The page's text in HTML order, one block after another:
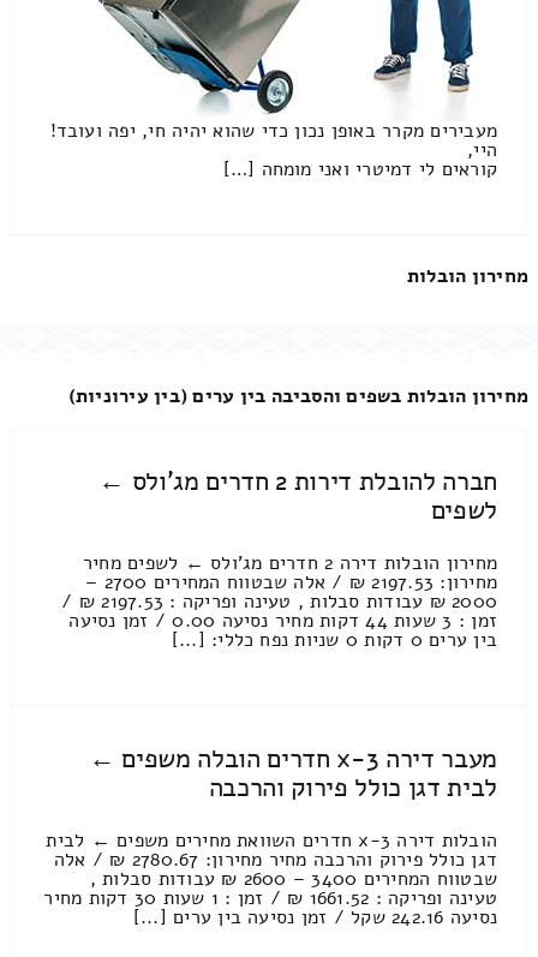
מעבירים מקרר באופן נכון כדי שהוא יהיה חי, יפה ועובד!
היי,
קוראים לי דמיטרי ואני מומחה […]
מחירון הובלות
מחירון הובלות בשפים והסביבה בין ערים (בין עירוניות)
חברה להובלת דירות 2 חדרים מג'ולס ←
לשפים
מחירון הובלות דירה 2 חדרים מג'ולס ← לשפים מחיר
מחירון: 2197.53 ₪ / אלה שבטווח המחירים 2700 –
2000 ₪ עבודות סבלות , טעינה ופריקה : 2197.53 ₪ /
זמן : 3 שעות 44 דקות מחיר נסיעה 0.00 / זמן נסיעה
בין ערים 0 דקות 0 שניות נפח כללי: [...]
מעבר דירה 3-x חדרים הובלה משפים ←
לבית דגן כולל פירוק והרכבה
הובלות דירה 3-x חדרים השוואת מחירים משפים ← לבית
דגן כולל פירוק והרכבה מחיר מחירון: 2780.67 ₪ / אלה
שבטווח המחירים 3400 – 2600 ₪ עבודות סבלות ,
טעינה ופריקה : 1661.52 ₪ / זמן : 1 שעות 30 דקות מחיר
נסיעה 242.16 שקל / זמן נסיעה בין ערים [...]